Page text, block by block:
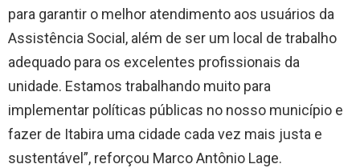
para garantir o melhor atendimento aos usuários da
Assistência Social, além de ser um local de trabalho
adequado para os excelentes profissionais da
unidade. Estamos trabalhando muito para
implementar políticas públicas no nosso município e
fazer de Itabira uma cidade cada vez mais justa e
sustentável”, reforçou Marco Antônio Lage.